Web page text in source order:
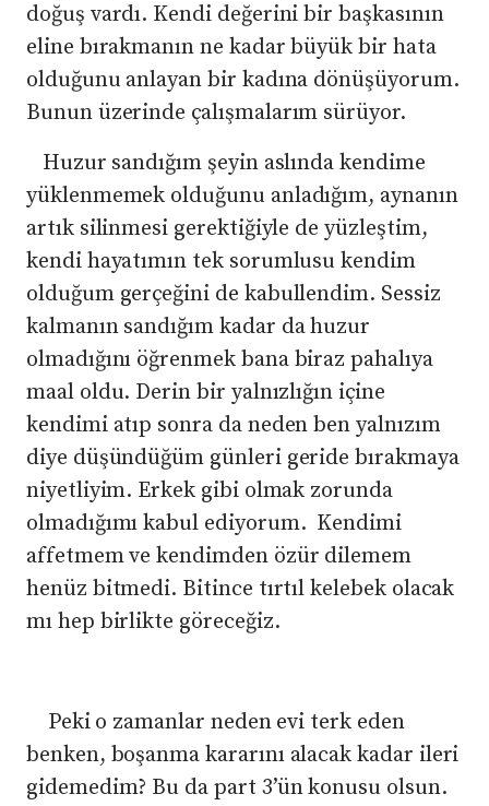
doğuş vardı. Kendi değerini bir başkasının
eline bırakmanın ne kadar büyük bir hata
olduğunu anlayan bir kadına dönüşüyorum.
Bunun üzerinde çalışmalarım sürüyor.
Huzur sandığım şeyin aslında kendime
yüklenmemek olduğunu anladığım, aynanın
artık silinmesi gerektiğiyle de yüzleştim,
kendi hayatımın tek sorumlusu kendim
olduğum gerçeğini de kabullendim. Sessiz
kalmanın sandığım kadar da huzur
olmadığını öğrenmek bana biraz pahalıya
maal oldu. Derin bir yalnızlığın içine
kendimi atıp sonra da neden ben yalnızım
diye düşündüğüm günleri geride bırakmaya
niyetliyim. Erkek gibi olmak zorunda
olmadığımı kabul ediyorum. Kendimi
affetmem ve kendimden özür dilemem
henüz bitmedi. Bitince tırtıl kelebek olacak
mı hep birlikte göreceğiz.
Peki o zamanlar neden evi terk eden
benken, boşanma kararını alacak kadar ileri
gidemedim? Bu da part 3’ün konusu olsun.